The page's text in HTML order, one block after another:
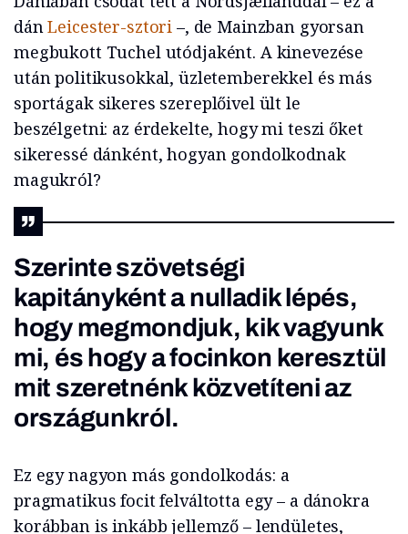
dánLeicester-sztori –, de Mainzban gyorsan
megbukott Tuchel utódjaként. A kinevezése
után politikusokkal, üzletemberekkel és más
sportágak sikeres szereplőivel ült le
beszélgetni: az érdekelte, hogy mi teszi őket
sikeressé dánként, hogyan gondolkodnak
magukról?
Szerinte szövetségi
kapitányként a nulladik lépés,
hogy megmondjuk, kik vagyunk
mi, és hogy a focinkon keresztül
mit szeretnénk közvetíteni az
országunkról.
Ez egy nagyon más gondolkodás: a
pragmatikus focit felváltotta egy – a dánokra
korábban is inkább jellemző – lendületes,